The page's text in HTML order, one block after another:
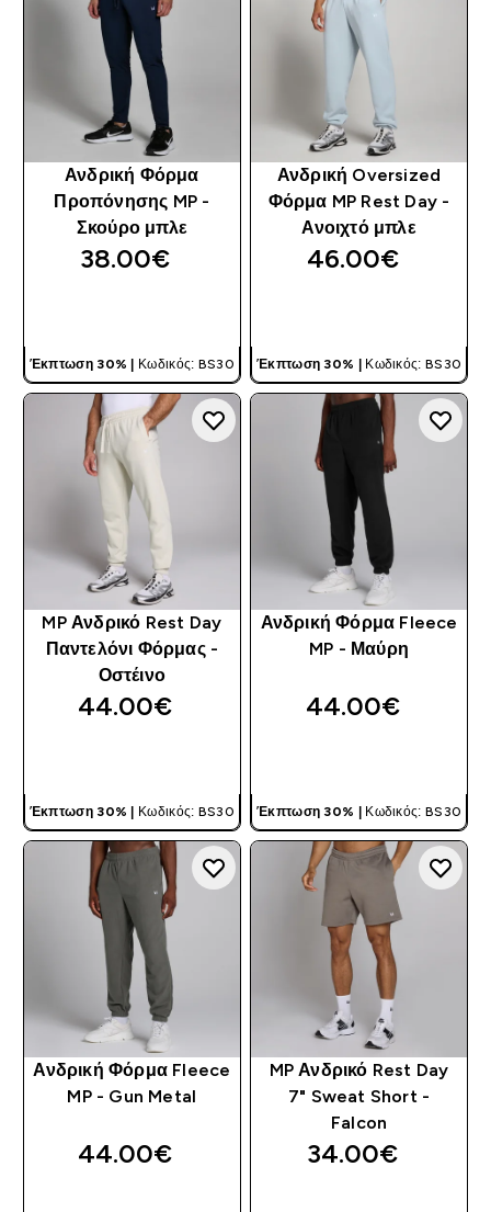
Ανδρική Φόρμα
Προπόνησης MP -
Σκούρο μπλε
38.00€‎
Έκπτωση 30% | Κωδικός: BS30
Ανδρική Oversized
Φόρμα MP Rest Day -
Ανοιχτό μπλε
46.00€‎
Έκπτωση 30% | Κωδικός: BS30
MP Ανδρικό Rest Day
Παντελόνι Φόρμας -
Οστέινο
44.00€‎
Έκπτωση 30% | Κωδικός: BS30
Ανδρική Φόρμα Fleece
MP - Μαύρη
44.00€‎
Έκπτωση 30% | Κωδικός: BS30
Ανδρική Φόρμα Fleece
MP - Gun Metal
44.00€‎
MP Ανδρικό Rest Day
7" Sweat Short -
Falcon
34.00€‎